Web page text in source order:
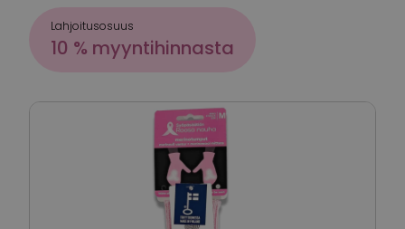
Lahjoitusosuus
10 % myyntihinnasta